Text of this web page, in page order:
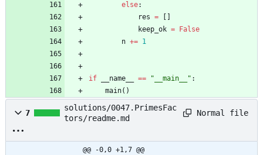
else:
res =
keep_ok =
False
n += 1
if __name__ == " __main__ " :
main( )
7
solutions/0047.PrimesFac
tors/readme.md
Normal file
@@ -0,0 +1,7 @@